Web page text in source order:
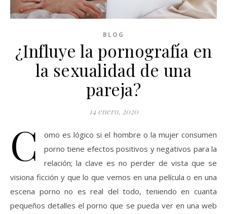
BLOG
¿Influye la pornografía en
la sexualidad de una
pareja?
14 enero, 2020
C
omo es lógico si el hombre o la mujer consumen
porno tiene efectos positivos y negativos para la
relación; la clave es no perder de vista que se
visiona ficción y que lo que vemos en una película o en una
escena porno no es real del todo, teniendo en cuanta
pequeños detalles el porno que se pueda ver en una web